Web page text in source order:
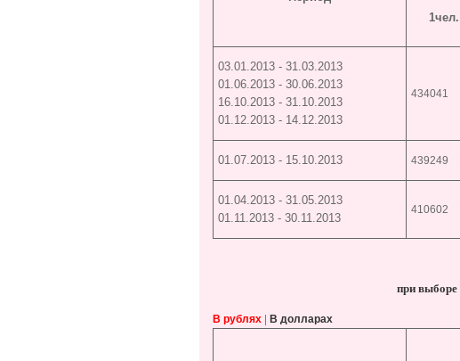
1чел.
03.01.2013 - 31.03.2013
01.06.2013 - 30.06.2013
16.10.2013 - 31.10.2013
01.12.2013 - 14.12.2013
434041
01.07.2013 - 15.10.2013 439249
01.04.2013 - 31.05.2013
01.11.2013 - 30.11.2013
410602
при выборе
В рублях | В долларах